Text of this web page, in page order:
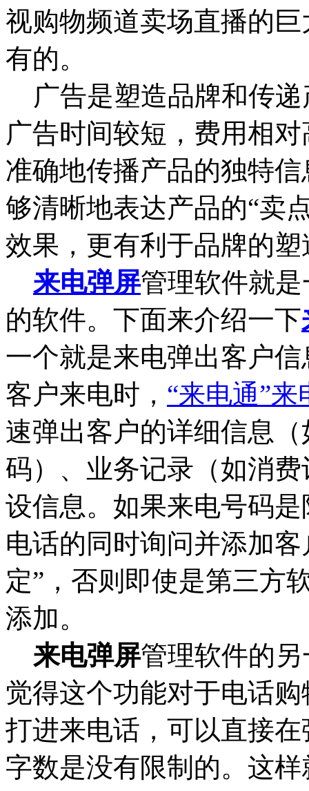
视购物频道卖场直播的
有的。
广告是塑造品牌和传
广告时间较短，费用相
准确地传播产品的独特
够清晰地表达产品的“卖
效果，更有利于品牌的
来电弹屏管理软件就
的软件。下面来介绍一下
一个就是来电弹出客户
客户来电时， “来电通”
速弹出客户的详细信息
码）、业务记录（如消
设信息。如果来电号码
电话的同时询问并添加
定”，否则即使是第三方
添加。
来电弹屏管理软件的
觉得这个功能对于电话
打进来电话，可以直接
字数是没有限制的。这